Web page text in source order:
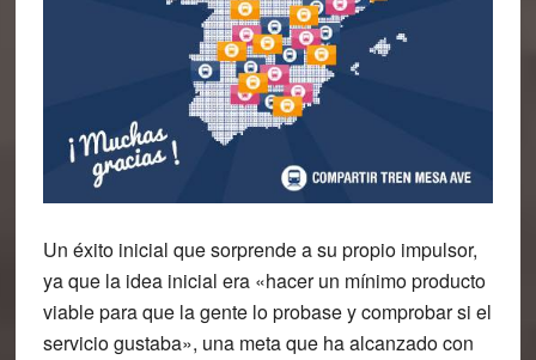
Un éxito inicial que sorprende a su propio impulsor,
ya que la idea inicial era «hacer un mínimo producto
viable para que la gente lo probase y comprobar si el
servicio gustaba», una meta que ha alcanzado con